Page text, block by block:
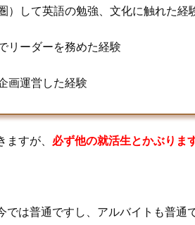
）して英語の勉強、文化に触れた経
リーダーを務めた経験
画運営した経験
すが、 必ず他の就活生とかぶります
では普通ですし、アルバイトも普通で